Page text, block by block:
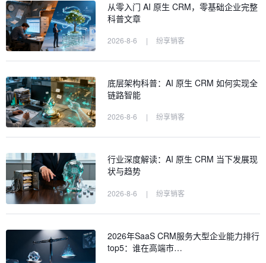
从零入门 AI 原生 CRM，零基础企业完整
科普文章
2026-8-6 | 纷享销客
底层架构科普：AI 原生 CRM 如何实现全
链路智能
2026-8-6 | 纷享销客
行业深度解读：AI 原生 CRM 当下发展现
状与趋势
2026-8-6 | 纷享销客
2026年SaaS CRM服务大型企业能力排行
top5：谁在高端市…